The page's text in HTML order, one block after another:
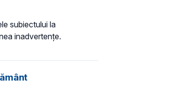
subiectului la
inadvertențe.